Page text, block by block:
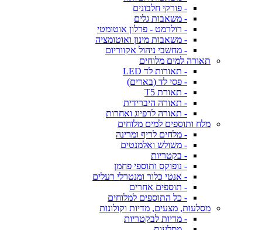
- פורקי חלבונים
- משאבות גלים
- רולרמט - פרלון אוטומטי
- משאבות מינון ואוטומציה
- מחשבי ניהול אקווריום
תאורה למים מלוחים
- תאורות לד LED
- פסי לד (בארים)
- תאורת T5
- תאורה היברידית
- תאורה לרפיוג ואחרות
מלח ותוספים למים מלוחים
- מלחים לריף ומרינה
- משולש ואלמנטים
- בקטריות
- נופוקס ותוספי פחמן
- אנטי כלור ומנטרלי רעלים
- תוספים אחרים
- כל התוספים למלוחים
מסלעות, מצעים, מדיות וקולונות
- מדיות לבקטריות